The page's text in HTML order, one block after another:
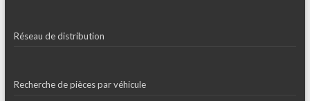
Réseau de distribution
Recherche de pièces par véhicule